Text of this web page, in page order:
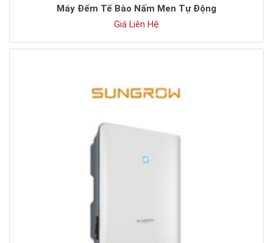
Máy Đếm Tế Bào Nấm Men Tự Động
Giá Liên Hệ